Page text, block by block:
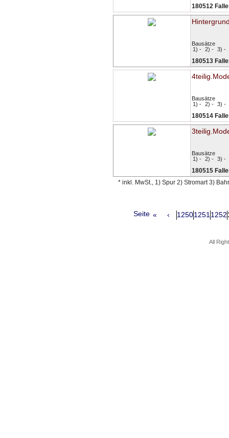
180512
Bausätze
1) - 2) - 3) -
180513
Bausätze
1) - 2) - 3) -
180514
Bausätze
1) - 2) - 3) -
180515
* inkl. MwSt., 1) Spur 2) Stromart 3)
Seite « ‹ 12501251 1252
All